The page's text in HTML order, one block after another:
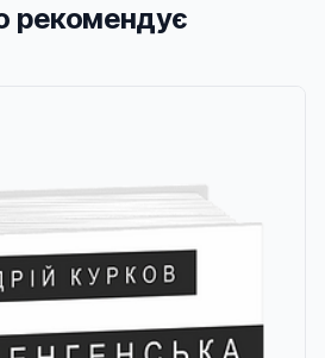
рекомендує